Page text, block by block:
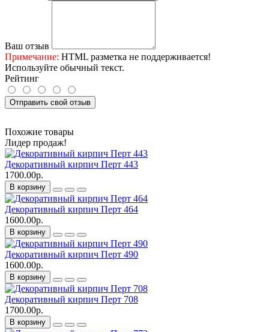
Ваш отзыв
Примечание: HTML разметка не поддерживается!
Используйте обычный текст.
Рейтинг
Отправить свой отзыв
Похожие товары
Лидер продаж!
Декоративный кирпич Перт 443
1700.00р.
В корзину
Декоративный кирпич Перт 464
1600.00р.
В корзину
Декоративный кирпич Перт 490
1600.00р.
В корзину
Декоративный кирпич Перт 708
1700.00р.
В корзину